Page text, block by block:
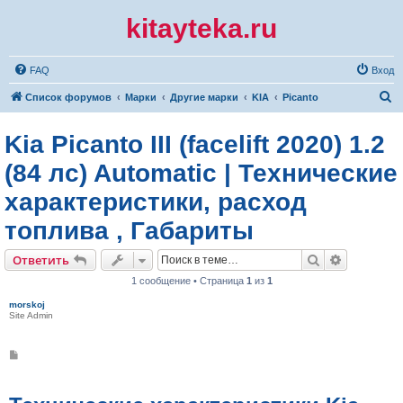
kitayteka.ru
FAQ Вход
Список форумов Марки Другие марки KIA Picanto
к
Kia Picanto III (facelift 2020) 1.2
(84 лс) Automatic | Технические
характеристики, расход
топлива , Габариты
Ответить Поиск
1 сообщение • Страница 1 из 1
morskoj
Site Admin
щ